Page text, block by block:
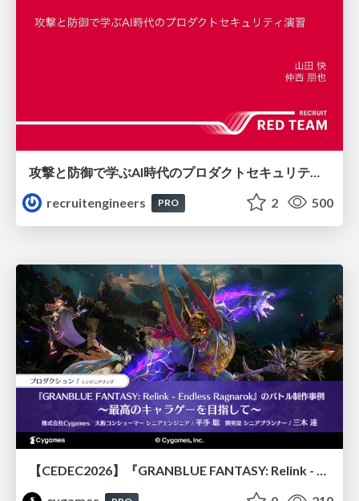
recruitengineers
PRO 2 500
【CEDEC2026】『GRANBLUE FANTASY: Relink - Endless Ragnarok』のバトル制作事例 ～最高のキャラゲーを目指して～